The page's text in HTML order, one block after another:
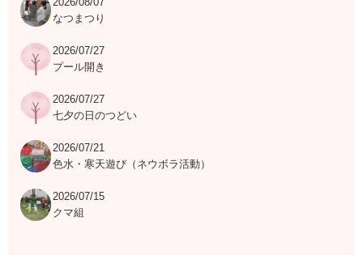
なつまつり
2026/07/27
プール開き
2026/07/27
七夕の日のつどい
2026/07/21
色水・寒天遊び（ネウボラ活動）
2026/07/15
クマ組